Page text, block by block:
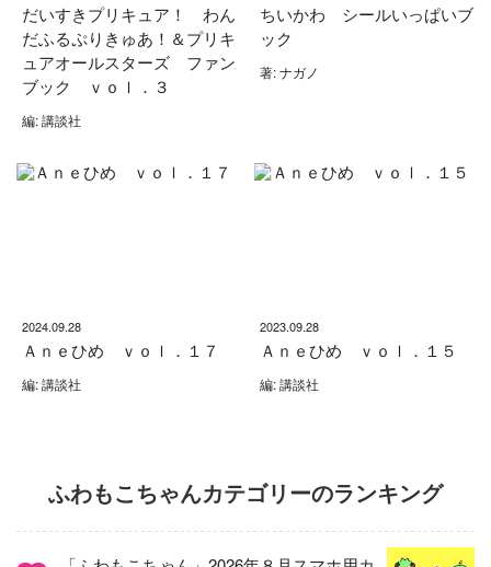
だいすきプリキュア！ わん
だふるぷりきゅあ！＆プリキ
ュアオールスターズ ファン
ブック ｖｏｌ．３
編: 講談社
ちいかわ シールいっぱいブ
ック
著: ナガノ
2024.09.28
Ａｎｅひめ ｖｏｌ．１７
編: 講談社
2023.09.28
Ａｎｅひめ ｖｏｌ．１５
編: 講談社
ふわもこちゃんカテゴリーのランキング